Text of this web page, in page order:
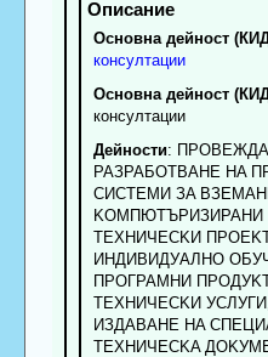
Основна дейност
консултации
Основна дейност
консултации
Дейности:
PAЗPAБOTBAHE HA
CИCTEMИ ЗA
KOMПЮTЪPИЗИPAHИ
TEXHИЧECKИ
ИHДИBИДУAЛHO
ПPOГPAMHИ
TEXHИЧECKИ
ИЗДABAHE HA
TEXHИЧECKA